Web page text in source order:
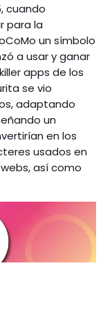
cuando
para la
un símbolo
a usar y ganar
apps de los
se vio
adaptando
un
en los
usados en
así como